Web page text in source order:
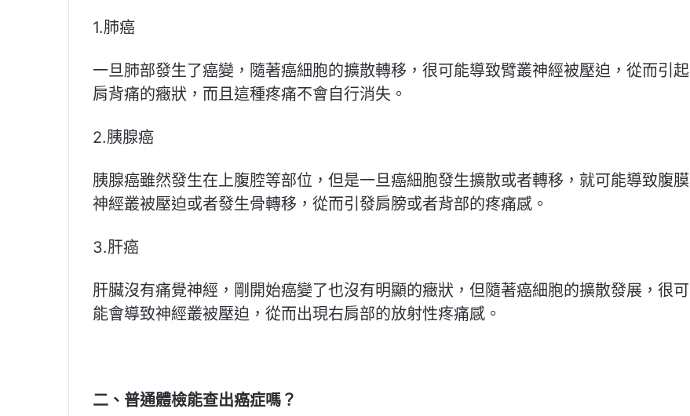
1.肺癌
一旦肺部發生了癌變，隨著癌細胞的擴散轉移，很可能導致臂叢神經被壓迫，從而引起
肩背痛的癥狀，而且這種疼痛不會自行消失。
2.胰腺癌
胰腺癌雖然發生在上腹腔等部位，但是一旦癌細胞發生擴散或者轉移，就可能導致腹膜
神經叢被壓迫或者發生骨轉移，從而引發肩膀或者背部的疼痛感。
3.肝癌
肝臟沒有痛覺神經，剛開始癌變了也沒有明顯的癥狀，但隨著癌細胞的擴散發展，很可
能會導致神經叢被壓迫，從而出現右肩部的放射性疼痛感。
二、普通體檢能查出癌症嗎？